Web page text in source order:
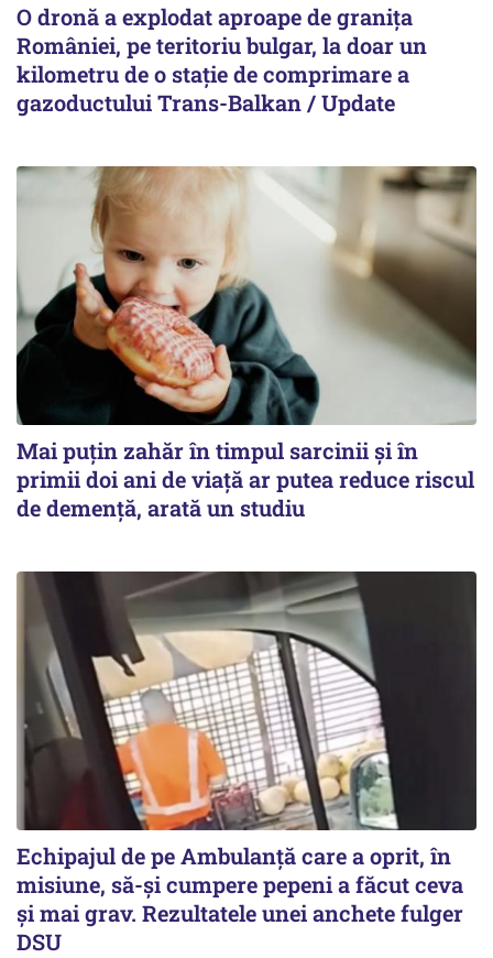
O dronă a explodat aproape de granița
României, pe teritoriu bulgar, la doar un
kilometru de o stație de comprimare a
gazoductului Trans-Balkan / Update
Mai puțin zahăr în timpul sarcinii și în
primii doi ani de viață ar putea reduce riscul
de demență, arată un studiu
Echipajul de pe Ambulanță care a oprit, în
misiune, să-și cumpere pepeni a făcut ceva
și mai grav. Rezultatele unei anchete fulger
DSU